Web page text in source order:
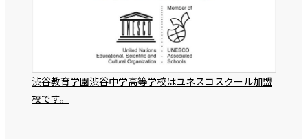
渋谷教育学園渋谷中学高等学校はユネスコスクール加盟
校です。